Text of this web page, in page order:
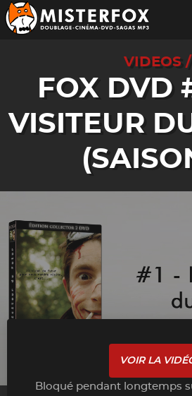
VIDEOS /
FOX DVD
VISITEUR
VOIR LA
Bloqué pendant longtemps